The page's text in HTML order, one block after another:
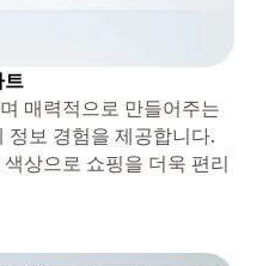
트
매력적으로 만들어주는
정보 경험을 제공합니다.
상으로 쇼핑을 더욱 편리